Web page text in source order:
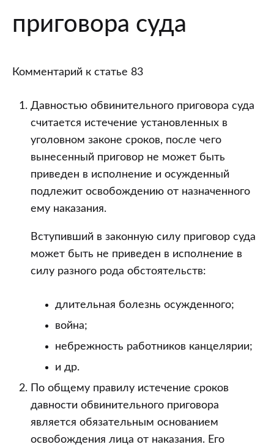
обвинительного
Уголовного
Российской
Федерации
приговора суда
Комментарий к статье 83
Давностью обвинительного приговора суда
считается истечение установленных в
уголовном законе сроков, после чего
вынесенный приговор не может быть
приведен в исполнение и осужденный
подлежит освобождению от назначенного
ему наказания.
Вступивший в законную силу приговор суда
может быть не приведен в исполнение в
силу разного рода обстоятельств:
длительная болезнь осужденного;
война;
небрежность работников канцелярии;
и др.
По общему правилу истечение сроков
давности обвинительного приговора
является обязательным основанием
освобождения лица от наказания. Его